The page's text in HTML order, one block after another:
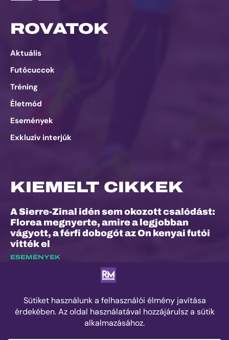
ROVATOK
Aktuális
Futócuccok
Tréning
Életmód
Események
Exkluzív interjúk
KIEMELT CIKKEK
A Sierre-Zinal idén sem okozott csalódást:
Florea megnyerte, amire a legjobban
vágyott, a férfi dobogót az On kenyai futói
vitték el
ESEMÉNYEK
Dalos Máté: „Nem ez volt életem
legkönnyebb versenye”
EXKLUZÍV INTERJÚK
Száz kilométer, amely végül nem rólam
ESEMÉNYEK